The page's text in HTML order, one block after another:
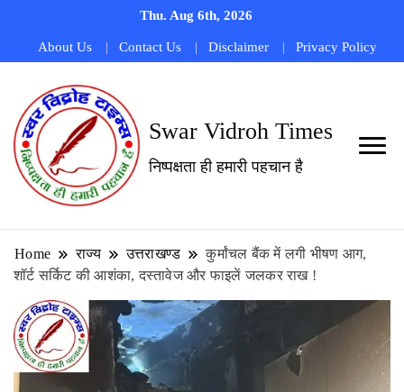
Thu. Aug 6th, 2026
About Us Contact Us Disclaimer Privacy Policy
Swar Vidroh Times
निष्पक्षता ही हमारी पहचान है
Home राज्य उत्तराखण्ड
कुर्मांचल बैंक में लगी भीषण आग,
शॉर्ट सर्किट की आशंका, दस्तावेज और फाइलें जलकर राख !